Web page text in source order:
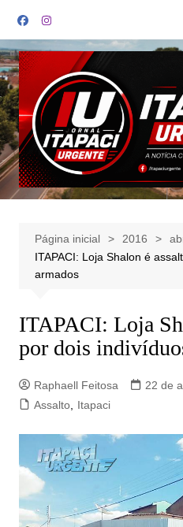
para
o
conteúdo
Página inicial 2016
ITAPACI: Loja Shalon é
armados
ITAPACI: Loja
por dois
Raphaell Feitosa
22 de
Assalto, Itapaci